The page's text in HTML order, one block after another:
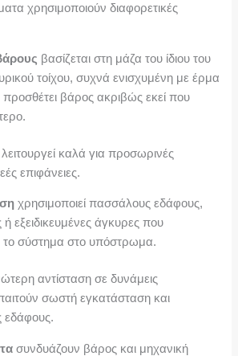
χρησιμοποιούν διαφορετικές
βασίζεται στη μάζα του ίδιου του
τοίχου, συχνά ενισχυμένη με έρμα
βάρος ακριβώς εκεί που
καλά για προσωρινές
επιφάνειες.
χρησιμοποιεί πασσάλους εδάφους,
ή εξειδικευμένες άγκυρες που
το σύστημα στο υπόστρωμα.
αντίσταση σε δυνάμεις
σωστή εγκατάσταση και
εδάφους.
συνδυάζουν βάρος και μηχανική